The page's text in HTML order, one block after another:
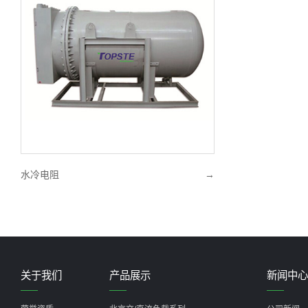
→
水冷电阻
关于我们 产品展示 新闻中心